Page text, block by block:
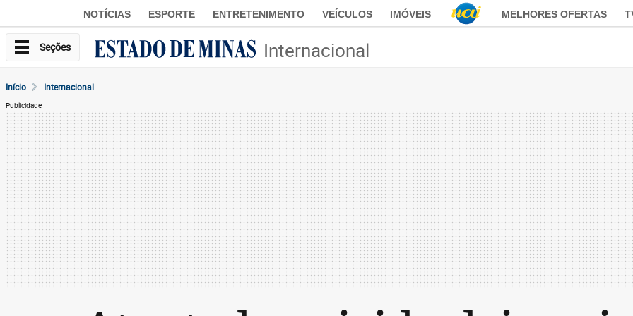
NOTÍCIAS ESPORTE ENTRETENIMENTO VEÍCULOS IMÓVEIS MELHORES OFERTAS
Seções Internacional
Início Internacional
Publicidade